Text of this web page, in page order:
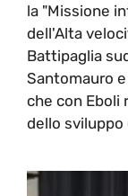
la "Missione
dell'Alta
Battipaglia
Santomauro
che con Eboli
dello